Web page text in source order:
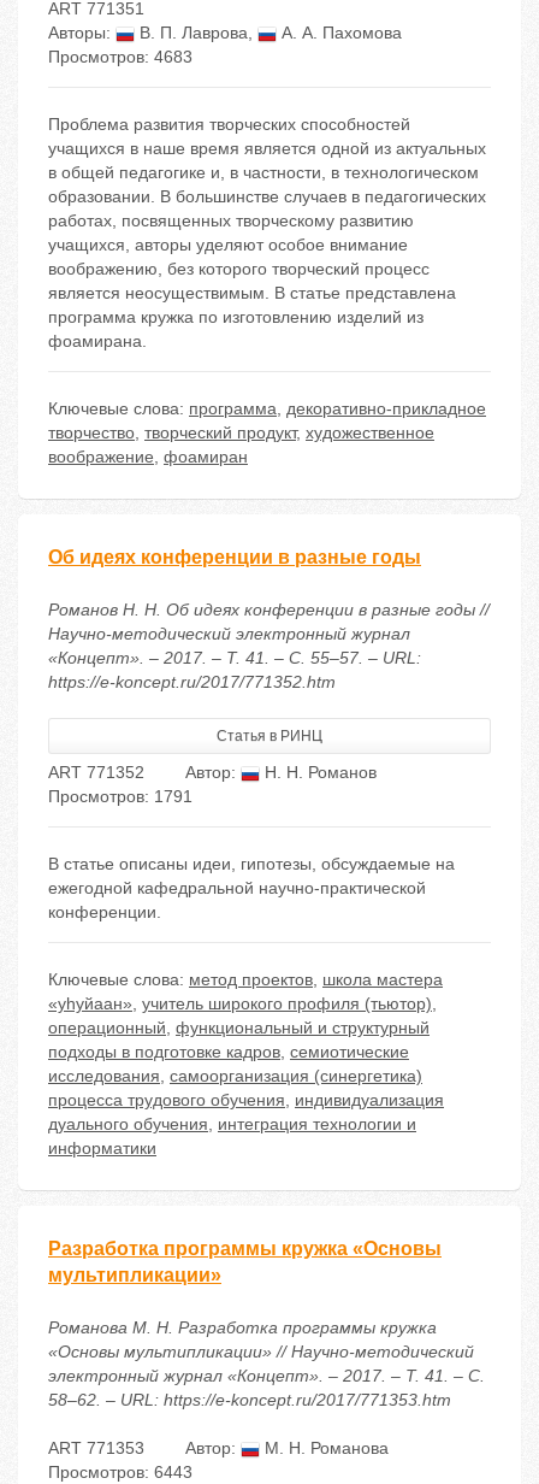
ART 771351
Авторы:
В. П. Лаврова,
А. А. Пахомова
Просмотров: 4683
Проблема развития творческих способностей
учащихся в наше время является одной из актуальных
в общей педагогике и, в частности, в технологическом
образовании. В большинстве случаев в педагогических
работах, посвященных творческому развитию
учащихся, авторы уделяют особое внимание
воображению, без которого творческий процесс
является неосуществимым. В статье представлена
программа кружка по изготовлению изделий из
фоамирана.
Ключевые слова: программа, декоративно-прикладное
творчество, творческий продукт, художественное
воображение, фоамиран
Об идеях конференции в разные годы
Романов Н. Н. Об идеях конференции в разные годы //
Научно-методический электронный журнал
«Концепт». – 2017. – Т. 41. – С. 55–57. – URL:
https://e-koncept.ru/2017/771352.htm
Статья в РИНЦ
ART 771352 Автор:
Н. Н. Романов
Просмотров: 1791
В статье описаны идеи, гипотезы, обсуждаемые на
ежегодной кафедральной научно-практической
конференции.
Ключевые слова: метод проектов, школа мастера
«уhуйаан», учитель широкого профиля (тьютор),
операционный, функциональный и структурный
подходы в подготовке кадров, семиотические
исследования, самоорганизация (синергетика)
процесса трудового обучения, индивидуализация
дуального обучения, интеграция технологии и
информатики
Разработка программы кружка «Основы
мультипликации»
Романова М. Н. Разработка программы кружка
«Основы мультипликации» // Научно-методический
электронный журнал «Концепт». – 2017. – Т. 41. – С.
58–62. – URL: https://e-koncept.ru/2017/771353.htm
ART 771353 Автор:
М. Н. Романова
Просмотров: 6443